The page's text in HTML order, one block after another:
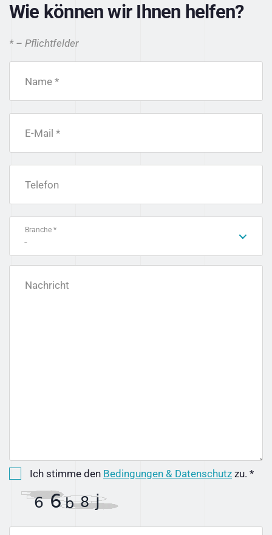
Wie können wir Ihnen helfen?
* – Pflichtfelder
Name *
E-Mail *
Telefon
Branche *
-
Nachricht
Ich stimme den Bedingungen & Datenschutz zu. *